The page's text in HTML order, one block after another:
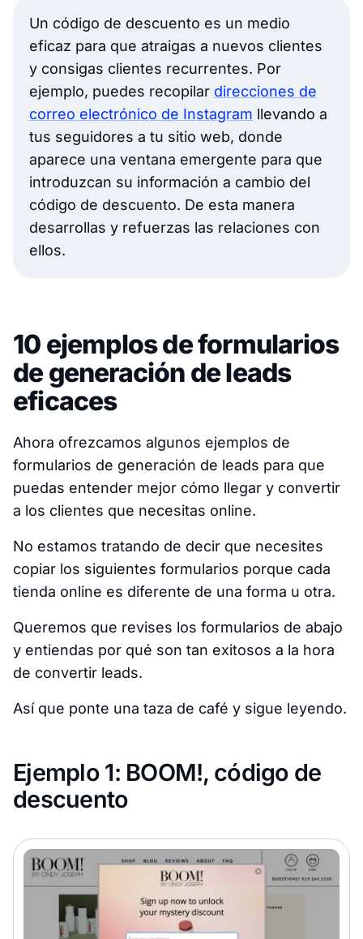
Un código de descuento es un medio
eficaz para que atraigas a nuevos clientes
y consigas clientes recurrentes. Por
ejemplo, puedes recopilar direcciones de
correo electrónico de Instagram llevando a
tus seguidores a tu sitio web, donde
aparece una ventana emergente para que
introduzcan su información a cambio del
código de descuento. De esta manera
desarrollas y refuerzas las relaciones con
ellos.
10 ejemplos de formularios
de generación de leads
eficaces
Ahora ofrezcamos algunos ejemplos de
formularios de generación de leads para que
puedas entender mejor cómo llegar y convertir
a los clientes que necesitas online.
No estamos tratando de decir que necesites
copiar los siguientes formularios porque cada
tienda online es diferente de una forma u otra.
Queremos que revises los formularios de abajo
y entiendas por qué son tan exitosos a la hora
de convertir leads.
Así que ponte una taza de café y sigue leyendo.
Ejemplo 1: BOOM!, código de
descuento